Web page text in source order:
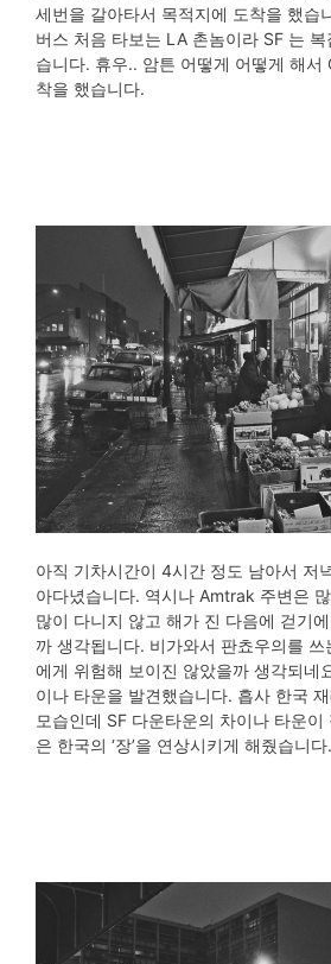
세번을 갈아타서 목적지에 도착을 했습
버스 처음 타보는 LA 촌놈이라 SF 는
습니다. 휴우.. 암튼 어떻게 어떻게 해서
착을 했습니다.
아직 기차시간이 4시간 정도 남아서 저
아다녔습니다. 역시나 Amtrak 주변은
많이 다니지 않고 해가 진 다음에 걷기
까 생각됩니다. 비가와서 판쵸우의를
에게 위험해 보이진 않았을까 생각되네
이나 타운을 발견했습니다. 흡사 한국
모습인데 SF 다운타운의 차이나 타운
은 한국의 ‘장’을 연상시키게 해줬습니다.